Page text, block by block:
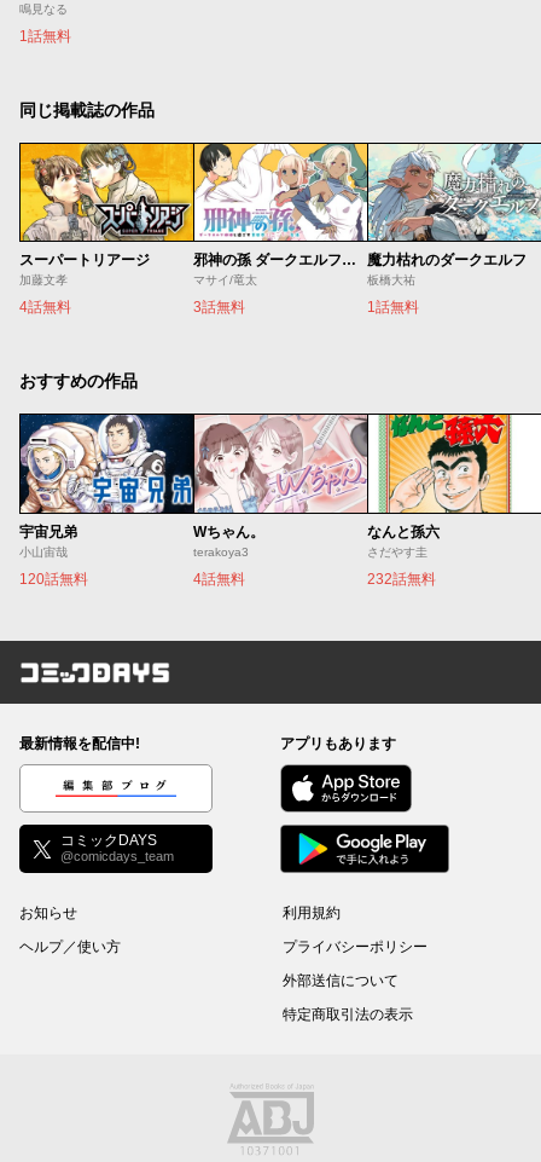
鳴見なる
1話無料
同じ掲載誌の作品
スーパートリアージ
加藤文孝
4話無料
邪神の孫 ダークエルフ姉妹と過ごす異世界引きこもり生活
マサイ/竜太
3話無料
魔力枯れのダークエルフ
板橋大祐
1話無料
おすすめの作品
宇宙兄弟
小山宙哉
120話無料
Wちゃん。
terakoya3
4話無料
なんと孫六
さだやす圭
232話無料
コミックDAYS
最新情報を配信中!
編集部ブログ
コミックDAYS
@comicdays_team
アプリもあります
お知らせ
ヘルプ／使い方
利用規約
プライバシーポリシー
外部送信について
特定商取引法の表示